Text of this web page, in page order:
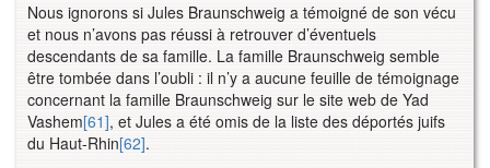
Nous ignorons si Jules Braunschweig a témoigné de son vécu
et nous n’avons pas réussi à retrouver d’éventuels
descendants de sa famille. La famille Braunschweig semble
être tombée dans l’oubli : il n’y a aucune feuille de témoignage
concernant la famille Braunschweig sur le site web de Yad
Vashem[61], et Jules a été omis de la liste des déportés juifs
du Haut-Rhin[62].